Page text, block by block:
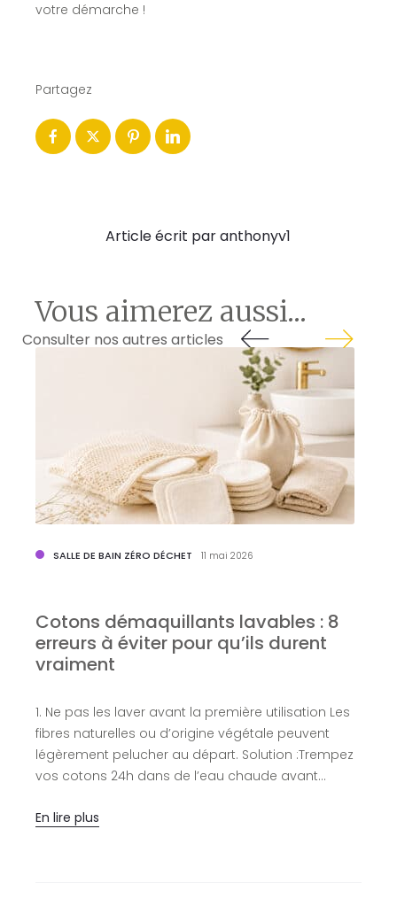
votre démarche !
Partagez
Article écrit par anthonyv1
Vous aimerez aussi...
Consulter nos autres articles
SALLE DE BAIN ZÉRO DÉCHET 11 mai 2026
Cotons démaquillants lavables : 8
erreurs à éviter pour qu’ils durent
vraiment
1. Ne pas les laver avant la première utilisation Les
fibres naturelles ou d’origine végétale peuvent
légèrement pelucher au départ. Solution :Trempez
vos cotons 24h dans de l’eau chaude avant…
En lire plus